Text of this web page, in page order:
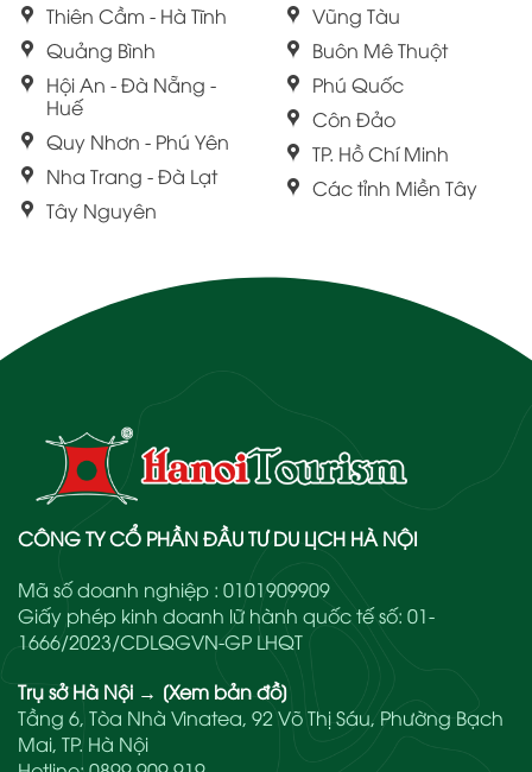
Thiên Cầm - Hà Tĩnh
Quảng Bình
Hội An - Đà Nẵng -
Huế
Quy Nhơn - Phú Yên
Nha Trang - Đà Lạt
Tây Nguyên
Vũng Tàu
Buôn Mê Thuột
Phú Quốc
Côn Đảo
TP. Hồ Chí Minh
Các tỉnh Miền Tây
CÔNG TY CỔ PHẦN ĐẦU TƯ DU LỊCH HÀ NỘI
Mã số doanh nghiệp : 0101909909
Giấy phép kinh doanh lữ hành quốc tế số: 01-
1666/2023/CDLQGVN-GP LHQT
Trụ sở Hà Nội → [Xem bản đồ]
Tầng 6, Tòa Nhà Vinatea, 92 Võ Thị Sáu, Phường Bạch
Mai, TP. Hà Nội